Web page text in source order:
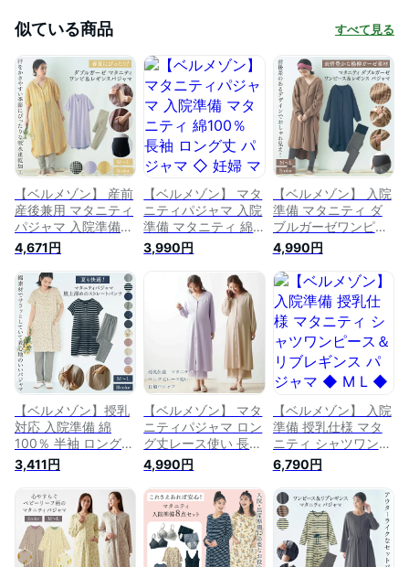
似ている商品 すべて見る
【ベルメゾン】 産前
産後兼用 マタニティ
パジャマ 入院準備
マタニティ ダブルガ
ーゼ 半袖 ワンピ＆
レギンス パジャマ
◆マタニティM-
L◆◇ 妊婦 マタニテ
ィ用 マタニティ パ
ジャマ 長袖 パジャ
マ マタニティ パジ
ャマ 授乳 産後 出産
出産入院
4,671円
【ベルメゾン】 マタ
ニティパジャマ 入院
準備 マタニティ 綿
100％ 長袖 ロング丈
パジャマ ◇ 妊婦 マ
タニティ用 マタニテ
ィ パジャマ 長袖 パ
ジャマ マタニティ
パジャマ ◇ 22SS
3,990円
【ベルメゾン】 入院
準備 マタニティ ダ
ブルガーゼワンピー
ス＆ワッフルレギン
ス パジャマ ◆ M L
◆ ◇ 妊婦 マタニテ
ィ用 マタニティ パ
ジャマ 長袖 パジャ
マ マタニティパジャ
マ 授乳 産後
4,990円
【ベルメゾン】授乳
対応 入院準備 綿
100％ 半袖 ロング丈
マタニティ パジャマ
◆マタニティ
M/L◆◇ 妊婦 マタニ
ティ用 マタニティ
パジャマ パジャマ
妊娠 出産 夏 入院
22SS
3,411円
【ベルメゾン】 マタ
ニティパジャマ ロン
グ丈レース使い 長袖
パジャマ ◆ M L ◆
◇ 妊婦 マタニティ
用 マタニティ パジ
ャマ 長袖 パジャマ
マタニティパジャマ
出産入院
4,990円
【ベルメゾン】 入院
準備 授乳仕様 マタ
ニティ シャツワンピ
ース＆リブレギンス
パジャマ ◆ M L ◆
◇ 妊婦 マタニティ
用 マタニティ パジ
ャマ 長袖 パジャマ
授乳 産後
6,790円